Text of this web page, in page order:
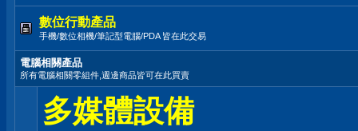
數位行動產品
手機/數位相機/筆記型電腦/PDA 皆在此交易
電腦相關產品
所有電腦相關零組件,週邊商品皆可在此買賣
多媒體設備